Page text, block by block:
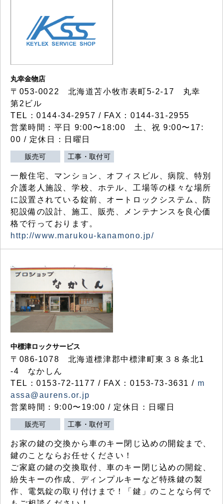
丸幸金物店
〒053-0022 北海道苫小牧市表町5-2-17 丸幸
第2ビル
TEL：0144-34-2957 / FAX：0144-31-2955
営業時間：平日 9:00〜18:00 土、祝 9:00〜17:
00 / 定休日：日曜日
販売可 工事・取付可
一般住宅、マンション、オフィスビル、病院、特別
介護老人施設、学校、ホテル、工場等の様々な場所
に設置されている錠前、オートロックシステム、防
犯設備の設計、施工、販売、メンテナンスを良心価
格で行っております。
http://www.marukou-kanamono.jp/
中標津ロックサービス
〒086-1078 北海道標津郡中標津町東３８条北1
-4 なかしん
TEL：0153-72-1177 / FAX：0153-73-3631 / m
assa@aurens.or.jp
営業時間：9:00〜19:00 / 定休日：日曜日
販売可 工事・取付可
お家の鍵の交換から車のキー閉じ込めの開錠まで、
鍵のことならお任せください！
ご家庭の鍵の交換取付、車のキー閉じ込めの開錠、
紛失キーの作成、ディンプルキーなど特殊鍵の製
作、電気錠の取り付けまで！「鍵」のことなら何で